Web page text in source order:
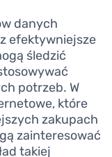
danych
efektywniejsze
śledzić
potrzeb. W
które
zakupach
zainteresować
takiej